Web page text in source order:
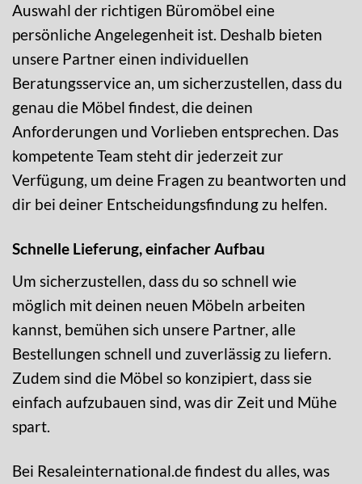
Auswahl der richtigen Büromöbel eine
persönliche Angelegenheit ist. Deshalb bieten
unsere Partner einen individuellen
Beratungsservice an, um sicherzustellen, dass du
genau die Möbel findest, die deinen
Anforderungen und Vorlieben entsprechen. Das
kompetente Team steht dir jederzeit zur
Verfügung, um deine Fragen zu beantworten und
dir bei deiner Entscheidungsfindung zu helfen.
Schnelle Lieferung, einfacher Aufbau
Um sicherzustellen, dass du so schnell wie
möglich mit deinen neuen Möbeln arbeiten
kannst, bemühen sich unsere Partner, alle
Bestellungen schnell und zuverlässig zu liefern.
Zudem sind die Möbel so konzipiert, dass sie
einfach aufzubauen sind, was dir Zeit und Mühe
spart.
Bei Resaleinternational.de findest du alles, was